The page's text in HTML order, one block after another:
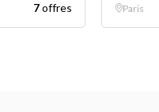
7offres Paris